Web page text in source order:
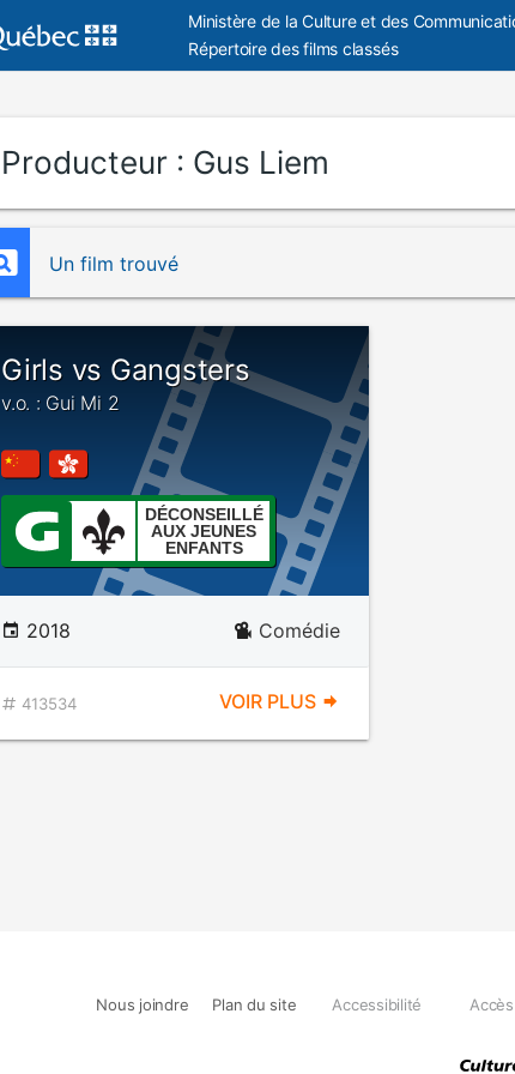
Ministère de la Culture et des
Répertoire des films classés
Producteur : Gus Liem
Un film trouvé
Girls vs Gangsters
v.o. : Gui Mi 2
DÉCONSEILLÉ
AUX JEUNES
ENFANTS
2018 Comédie
413534 VOIR PLUS
Nous joindre Plan du site Accessibilité